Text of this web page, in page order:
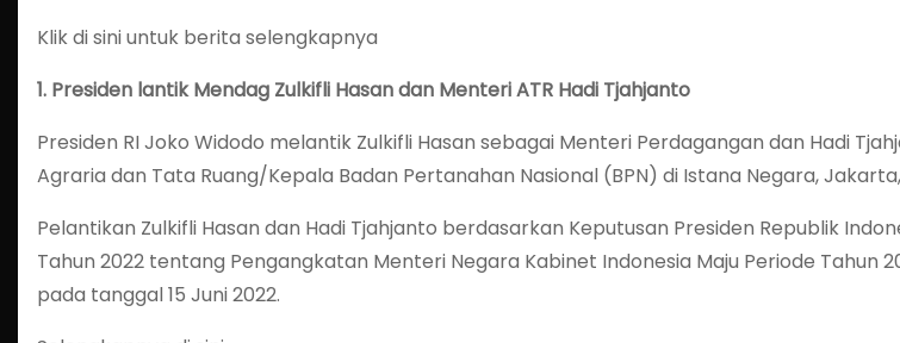
Klik di sini untuk berita selengkapnya
1. Presiden lantik Mendag Zulkifli Hasan dan Menteri ATR Hadi Tjahjanto
Presiden RI Joko Widodo melantik Zulkifli Hasan sebagai Menteri Perdagangan dan Hadi
Agraria dan Tata Ruang/Kepala Badan Pertanahan Nasional (BPN) di Istana Negara,
Pelantikan Zulkifli Hasan dan Hadi Tjahjanto berdasarkan Keputusan Presiden Republik
Tahun 2022 tentang Pengangkatan Menteri Negara Kabinet Indonesia Maju Periode Tahun
pada tanggal 15 Juni 2022.